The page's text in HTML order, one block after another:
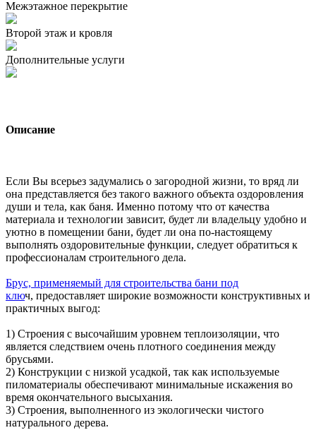
Межэтажное перекрытие
Второй этаж и кровля
Дополнительные услуги
Описание
Если Вы всерьез задумались о загородной жизни, то вряд ли
она представляется без такого важного объекта оздоровления
души и тела, как баня. Именно потому что от качества
материала и технологии зависит, будет ли владельцу удобно и
уютно в помещении бани, будет ли она по-настоящему
выполнять оздоровительные функции, следует обратиться к
профессионалам строительного дела.
Брус, применяемый для строительства бани под
ключ, предоставляет широкие возможности конструктивных и
практичных выгод:
1) Строения с высочайшим уровнем теплоизоляции, что
является следствием очень плотного соединения между
брусьями.
2) Конструкции с низкой усадкой, так как используемые
пиломатериалы обеспечивают минимальные искажения во
время окончательного высыхания.
3) Строения, выполненного из экологически чистого
натурального дерева.